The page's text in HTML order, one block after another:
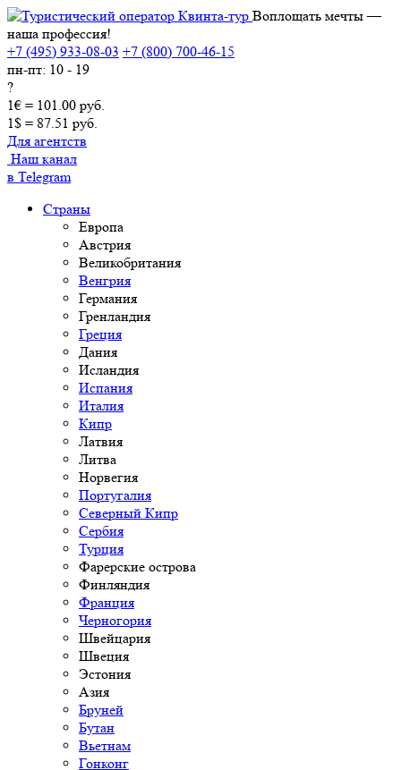
Воплощать мечты —
наша профессия!
+7 (495) 933-08-03 +7 (800) 700-46-15
пн-пт: 10 - 19
?
1€ = 101.00 руб.
1$ = 87.51 руб.
Для агентств
Наш канал
в Telegram
Страны
Европа
Австрия
Великобритания
Венгрия
Германия
Гренландия
Греция
Дания
Исландия
Испания
Италия
Кипр
Латвия
Литва
Норвегия
Португалия
Северный Кипр
Сербия
Турция
Фарерские острова
Финляндия
Франция
Черногория
Швейцария
Швеция
Эстония
Азия
Бруней
Бутан
Вьетнам
Гонконг